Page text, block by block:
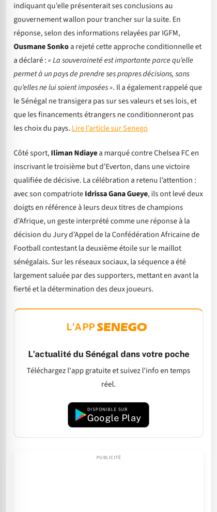
indiquant qu’elle présenterait ses conclusions au
gouvernement wallon pour trancher sur la suite. En
réponse, selon des informations relayées par IGFM,
Ousmane Sonkoa rejeté cette approche conditionnelle et
a déclaré :« La souveraineté est importante parce qu’elle
permet à un pays de prendre ses propres décisions, sans
qu’elles ne lui soient imposées ». Il a également rappelé que
le Sénégal ne transigera pas sur ses valeurs et ses lois, et
que les financements étrangers ne conditionneront pas
les choix du pays.Lire l’article sur Senego
Côté sport,Iliman Ndiayea marqué contre Chelsea FC en
inscrivant le troisième but d’Everton, dans une victoire
qualifiée de décisive. La célébration a retenu l’attention :
avec son compatrioteIdrissa Gana Gueye, ils ont levé deux
doigts en référence à leurs deux titres de champions
d’Afrique, un geste interprété comme une réponse à la
décision du Jury d’Appel de la Confédération Africaine de
Football contestant la deuxième étoile sur le maillot
sénégalais. Sur les réseaux sociaux, la séquence a été
largement saluée par des supporters, mettant en avant la
fierté et la détermination des deux joueurs.
L'APP
L'actualité du Sénégal dans votre poche
Téléchargez l'app gratuite et suivez l'info en temps
réel.
DISPONIBLE SUR
Google Play